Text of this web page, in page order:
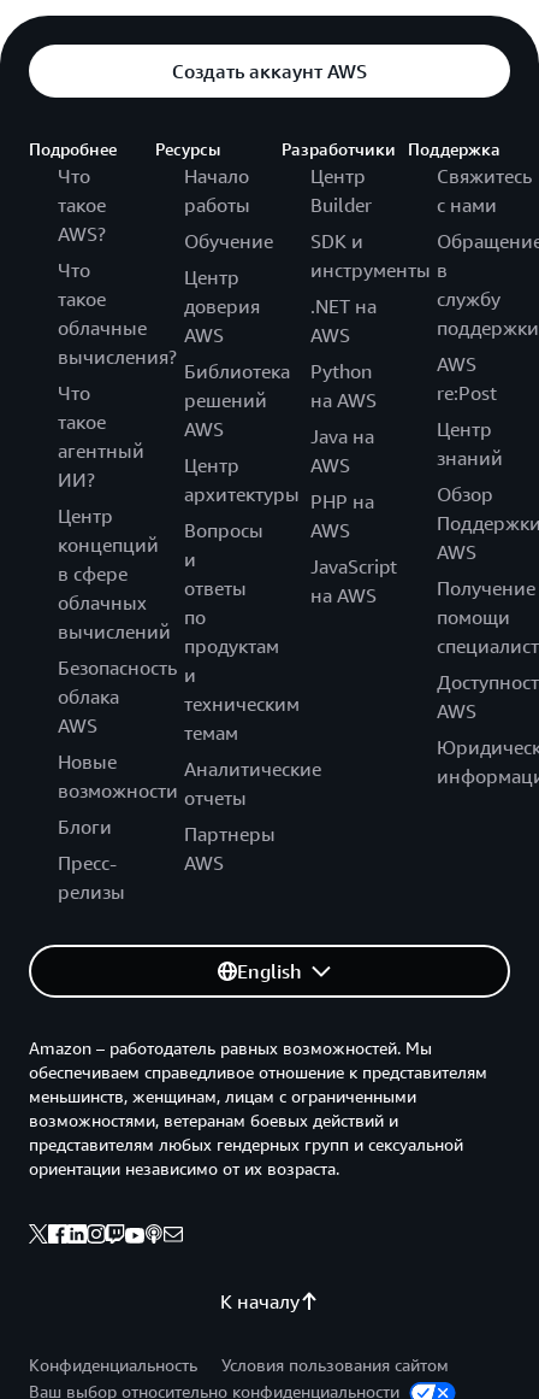
Создать аккаунт AWS
Подробнее
Что
такое
AWS?
Что
такое
облачные
вычисления?
Что
такое
агентный
ИИ?
Центр
концепций
в сфере
облачных
вычислений
Безопасность
облака
AWS
Новые
возможности
Блоги
Пресс-
релизы
Ресурсы
Начало
работы
Обучение
Центр
доверия
AWS
Библиотека
решений
AWS
Центр
архитектуры
Вопросы
и
ответы
по
продуктам
и
техническим
темам
Аналитические
отчеты
Партнеры
AWS
Разработчики
Центр
Builder
SDK и
инструменты
.NET на
AWS
Python
на AWS
Java на
AWS
PHP на
AWS
JavaScript
на AWS
Поддержка
Свяжитесь
с нами
в
службу
поддержки
AWS
re:Post
Центр
знаний
Обзор
AWS
Получение
помощи
AWS
English
К началу
Amazon – работодатель равных возможностей. Мы
обеспечиваем справедливое отношение к представителям
меньшинств, женщинам, лицам с ограниченными
возможностями, ветеранам боевых действий и
представителям любых гендерных групп и сексуальной
ориентации независимо от их возраста.
Конфиденциальность
Условия пользования сайтом
Ваш выбор относительно конфиденциальности